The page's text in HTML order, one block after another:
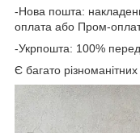
-Нова пошта:
оплата або Пром-
-Укрпошта: 100%
Є багато